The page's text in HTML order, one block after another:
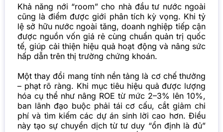
Khả năng nới “room” cho nhà đầu tư nước ngoài
cũng là điểm được giới phân tích kỳ vọng. Khi tỷ
lệ sở hữu nước ngoài tăng, doanh nghiệp tiếp cận
được nguồn vốn giá rẻ cùng chuẩn quản trị quốc
tế, giúp cải thiện hiệu quả hoạt động và nâng sức
hấp dẫn trên thị trường chứng khoán.
Một thay đổi mang tính nền tảng là cơ chế thưởng
– phạt rõ ràng. Khi mục tiêu hiệu quả được lượng
hóa cụ thể như nâng ROE từ mức 2–3% lên 10%,
ban lãnh đạo buộc phải tái cơ cấu, cắt giảm chi
phí và tìm kiếm các dự án sinh lời cao hơn. Điều
này tạo sự chuyển dịch từ tư duy “ổn định là đủ”